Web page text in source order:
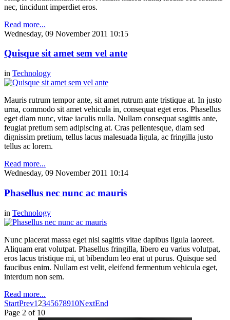
nec, tincidunt imperdiet eros.
Read more...
Wednesday, 09 November 2011 10:15
Quisque sit amet sem vel ante
in Technology
Mauris rutrum tempor ante, sit amet rutrum ante tristique at. In justo
urna, commodo sit amet vehicula in, consequat eget eros. Phasellus
eget diam nunc, vitae iaculis nulla. Nullam consequat sagittis ante,
feugiat pretium sem adipiscing at. Cras pellentesque, diam sed
dignissim pretium, tellus lacus malesuada ligula, ac fringilla justo
tellus ac lorem.
Read more...
Wednesday, 09 November 2011 10:14
Phasellus nec nunc ac mauris
in Technology
Nunc placerat massa eget nisl sagittis vitae dapibus ligula laoreet.
Aliquam erat volutpat. Phasellus fringilla, libero eu varius volutpat,
eros lacus tristique mi, ut bibendum leo erat ut purus. Quisque sed
faucibus enim. Nullam est velit, eleifend fermentum vehicula eget,
interdum non sem.
Read more...
StartPrev1 2345678910NextEnd
Page 2 of 10